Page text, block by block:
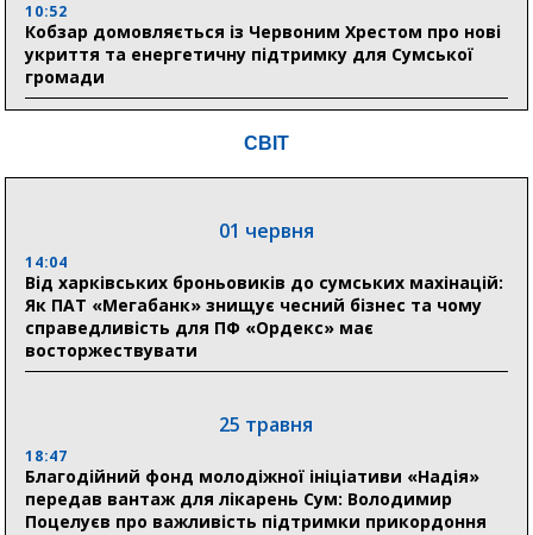
10:52
Кобзар домовляється із Червоним Хрестом про нові
укриття та енергетичну підтримку для Сумської
громади
Понад 8 мільйонів книжок згоріли. Як допомогти
04 серпня
20:41
Пенсійний фонд Сумщини спрямував 0,2 млрд грн
на пенсії, страхові виплати та підтримку
прифронтових громад
03 серпня
Романько розширює програму відпочинку дітей із
прифронтової Сумщини: перша група оздоровилася
в Австрії
СВІТ
01 червня
14:04
Від харківських броньовиків до сумських махінацій:
Як ПАТ «Мегабанк» знищує чесний бізнес та чому
справедливість для ПФ «Ордекс» має
восторжествувати
25 травня
18:47
Благодійний фонд молодіжної ініціативи «Надія»
передав вантаж для лікарень Сум: Володимир
Поцелуєв про важливість підтримки прикордоння